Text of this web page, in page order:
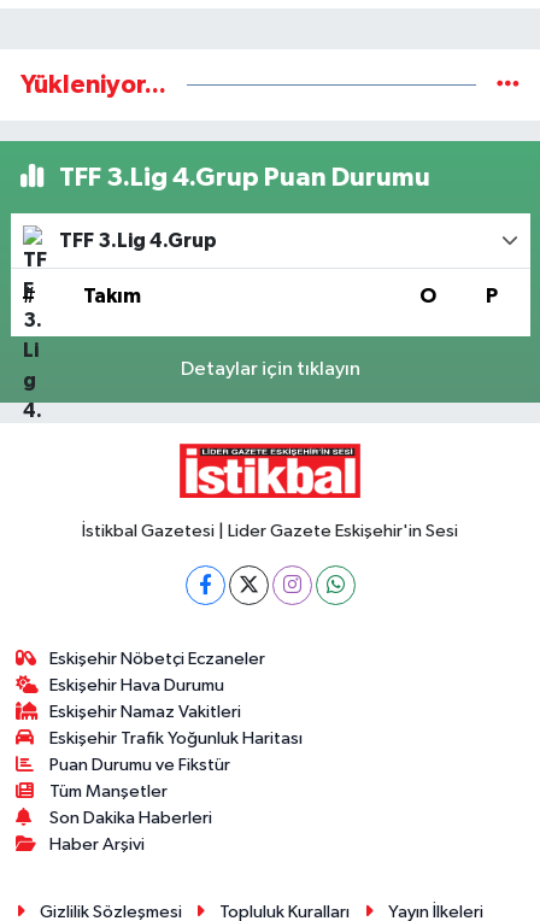
Yükleniyor...
TFF 3.Lig 4.Grup Puan Durumu
TFF 3.Lig 4.Grup
# Takım O P
Detaylar için tıklayın
İstikbal Gazetesi | Lider Gazete Eskişehir'in Sesi
Eskişehir Nöbetçi Eczaneler
Eskişehir Hava Durumu
Eskişehir Namaz Vakitleri
Eskişehir Trafik Yoğunluk Haritası
Puan Durumu ve Fikstür
Tüm Manşetler
Son Dakika Haberleri
Haber Arşivi
Gizlilik Sözleşmesi Topluluk Kuralları Yayın İlkeleri